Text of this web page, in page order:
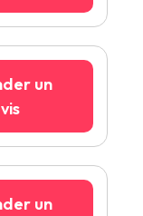
un
un